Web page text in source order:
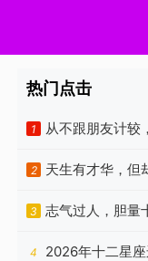
热门点击
1
从不跟朋友计较
生肖，意外收获
2
天生有才华，但
人多，烦恼少的
3
志气过人，胆量
一马当先的四个
4
2026年十二星座